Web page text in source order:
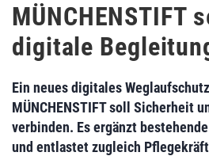
MÜNCHENSTIFT
digitale
Ein neues digitales
MÜNCHENSTIFT soll Sicherheit
verbinden. Es ergänzt
und entlastet zugleich